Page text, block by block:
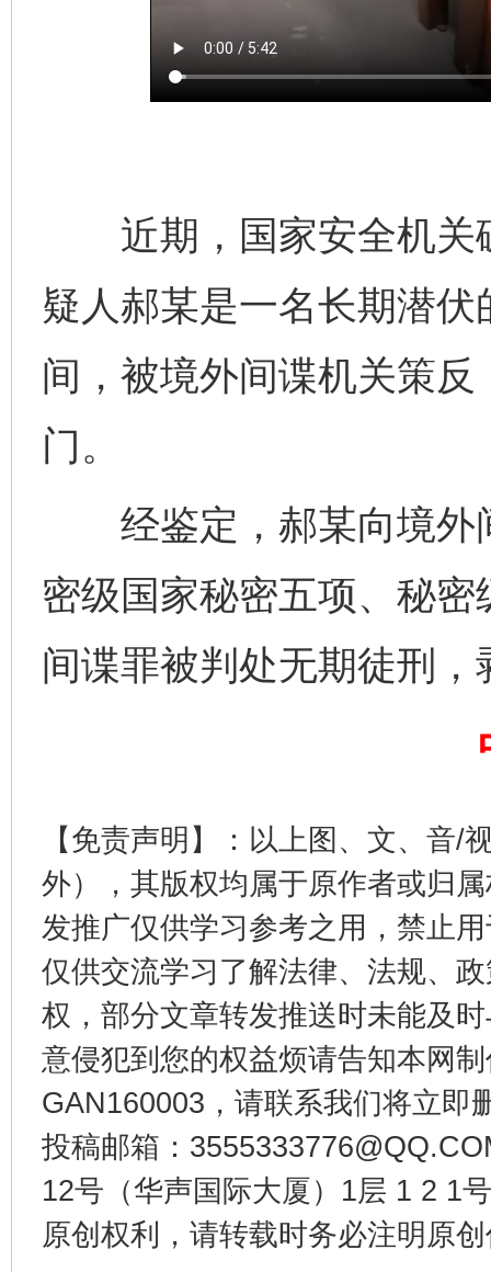
近期，国家安全机关
疑人郝某是一名长期潜
间，被境外间谍机关策
门。
经鉴定，郝某向境外
密级国家秘密五项、秘
间谍罪被判处无期徒刑
【免责声明】：以上图、文、音/
外），其版权均属于原作者或归
发推广仅供学习参考之用，禁止
仅供交流学习了解法律、法规、
权，部分文章转发推送时未能及
意侵犯到您的权益烦请告知本网
GAN160003，请联系我们将立即
投稿邮箱：
12号（华声国际大厦）1层 1 2 1
原创权利，请转载时务必注明原
揭开“小金库”的免责幌子